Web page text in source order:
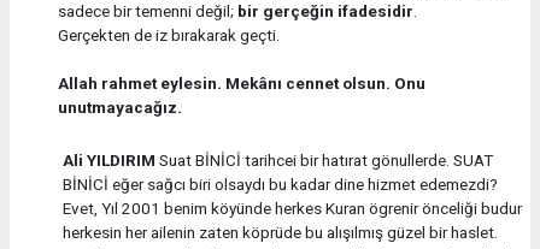
sadece bir temenni değil; bir gerçeğin ifadesidir.
Gerçekten de iz bırakarak geçti.
Allah rahmet eylesin. Mekânı cennet olsun. Onu
unutmayacağız.
Ali YILDIRIM Suat BİNİCİ tarihcei bir hatırat gönullerde. SUAT
BİNİCİ eğer sağcı biri olsaydı bu kadar dine hizmet edemezdi?
Evet, Yıl 2001 benim köyünde herkes Kuran ögrenir önceliği budur
herkesin her ailenin zaten köprüde bu alışılmış güzel bir haslet.